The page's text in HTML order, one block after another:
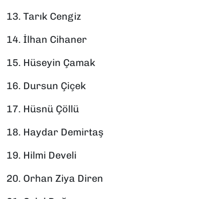
13.⁠ ⁠Tarık Cengiz
14.⁠ ⁠İlhan Cihaner
15.⁠ ⁠Hüseyin Çamak
16.⁠ ⁠Dursun Çiçek
17.⁠ ⁠Hüsnü Çöllü
18.⁠ ⁠Haydar Demirtaş
19.⁠ ⁠Hilmi Develi
20.⁠ ⁠Orhan Ziya Diren